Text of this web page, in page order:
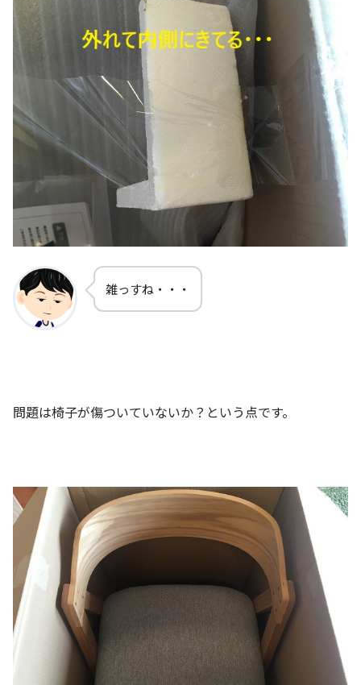
雑っすね・・・
問題は椅子が傷ついていないか？という点です。